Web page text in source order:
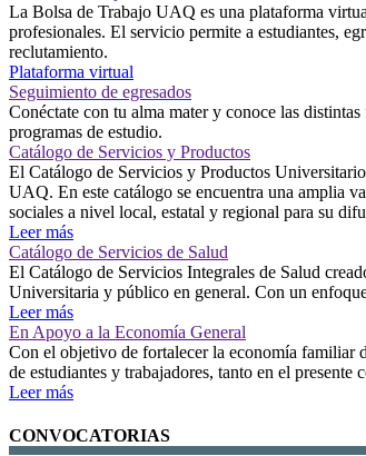
La Bolsa de Trabajo UAQ es una plataforma
profesionales. El servicio permite a estudiantes,
reclutamiento.
Plataforma virtual
Seguimiento de egresados
Conéctate con tu alma mater y conoce las
programas de estudio.
Catálogo de Servicios y Productos
El Catálogo de Servicios y Productos
UAQ. En este catálogo se encuentra una amplia
sociales a nivel local, estatal y regional para su
Leer más
Catálogo de Servicios de Salud
El Catálogo de Servicios Integrales de Salud
Universitaria y público en general. Con un
Leer más
En Apoyo a la Economía General
Con el objetivo de fortalecer la economía familiar
de estudiantes y trabajadores, tanto en el presente
Leer más
CONVOCATORIAS